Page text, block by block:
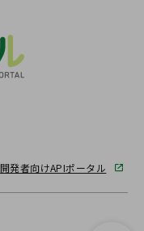
開発者向けAPIポータル